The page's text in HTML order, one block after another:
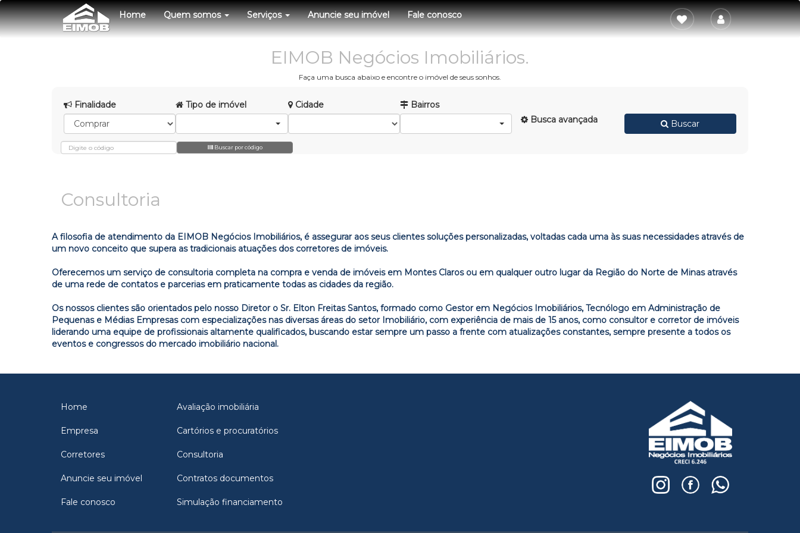
Home Quem somos Serviços Anuncie seu imóvel Fale conosco
EIMOB Negócios Imobiliários.
Faça uma busca abaixo e encontre o imóvel de seus sonhos.
Finalidade Tipo de imóvel Cidade
Bairros
Busca avançada
Buscar
Buscar por código
Consultoria
A filosofia de atendimento da EIMOB Negócios Imobiliários, é assegurar aos seus clientes soluções personalizadas, voltadas cada uma às suas necessidades através de
um novo conceito que supera as tradicionais atuações dos corretores de imóveis.
Oferecemos um serviço de consultoria completa na compra e venda de imóveis em Montes Claros ou em qualquer outro lugar da Região do Norte de Minas através
de uma rede de contatos e parcerias em praticamente todas as cidades da região.
Os nossos clientes são orientados pelo nosso Diretor o Sr. Elton Freitas Santos, formado como Gestor em Negócios Imobiliários, Tecnólogo em Administração de
Pequenas e Médias Empresas com especializações nas diversas áreas do setor Imobiliário, com experiência de mais de 15 anos, como consultor e corretor de imóveis
liderando uma equipe de profissionais altamente qualificados, buscando estar sempre um passo a frente com atualizações constantes, sempre presente a todos os
eventos e congressos do mercado imobiliário nacional.
Home
Empresa
Corretores
Anuncie seu imóvel
Fale conosco
Avaliação imobiliária
Cartórios e procuratórios
Consultoria
Contratos documentos
Simulação financiamento